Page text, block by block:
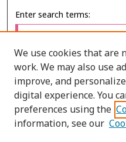
Enter search terms:
Select context to search:
Advanced Search
We use cookies that are
work. We may also use
improve, and
digital experience. You
preferences using the
information, see our